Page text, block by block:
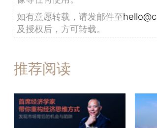
如有意愿转载，请发邮件至
及授权后，方可转载。
推荐阅读